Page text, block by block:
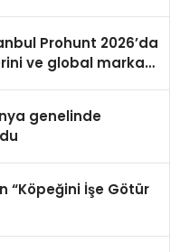
Prohunt 2026’da
ve global marka
genelinde
“Köpeğini İşe Götür